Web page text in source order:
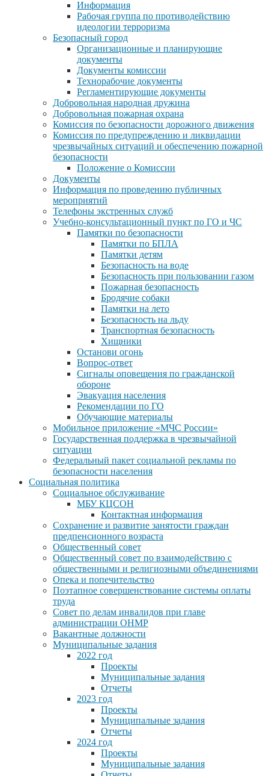
Информация
Рабочая группа по противодействию
идеологии терроризма
Безопасный город
Организационные и планирующие
документы
Документы комиссии
Технорабочие документы
Регламентирующие документы
Добровольная народная дружина
Добровольная пожарная охрана
Комиссия по безопасности дорожного движения
Комиссия по предупреждению и ликвидации
чрезвычайных ситуаций и обеспечению пожарной
безопасности
Положение о Комиссии
Документы
Информация по проведению публичных
мероприятий
Телефоны экстренных служб
Учебно-консультационный пункт по ГО и ЧС
Памятки по безопасности
Памятки по БПЛА
Памятки детям
Безопасность на воде
Безопасность при пользовании газом
Пожарная безопасность
Бродячие собаки
Памятки на лето
Безопасность на льду
Транспортная безопасность
Хищники
Останови огонь
Вопрос-ответ
Сигналы оповещения по гражданской
обороне
Эвакуация населения
Рекомендации по ГО
Обучающие материалы
Мобильное приложение «МЧС России»
Государственная поддержка в чрезвычайной
ситуации
Федеральный пакет социальной рекламы по
безопасности населения
Социальная политика
Социальное обслуживание
МБУ КЦСОН
Контактная информация
Сохранение и развитие занятости граждан
предпенсионного возраста
Общественный совет
Общественный совет по взаимодействию с
общественными и религиозными объединениями
Опека и попечительство
Поэтапное совершенствование системы оплаты
труда
Совет по делам инвалидов при главе
администрации ОНМР
Вакантные должности
Муниципальные задания
2022 год
Проекты
Муниципальные задания
Отчеты
2023 год
Проекты
Муниципальные задания
Отчеты
2024 год
Проекты
Муниципальные задания